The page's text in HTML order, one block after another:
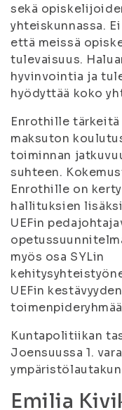
sekä
yhteiskunnassa.
että meissä
tulevaisuus.
hyvinvointia ja
hyödyttää koko
Enrothille
maksuton
toiminnan
suhteen.
Enrothille on
hallituksien
UEFin
myös osa SYLin
UEFin
Kuntapolitiikan
Joensuussa 1.
Emilia